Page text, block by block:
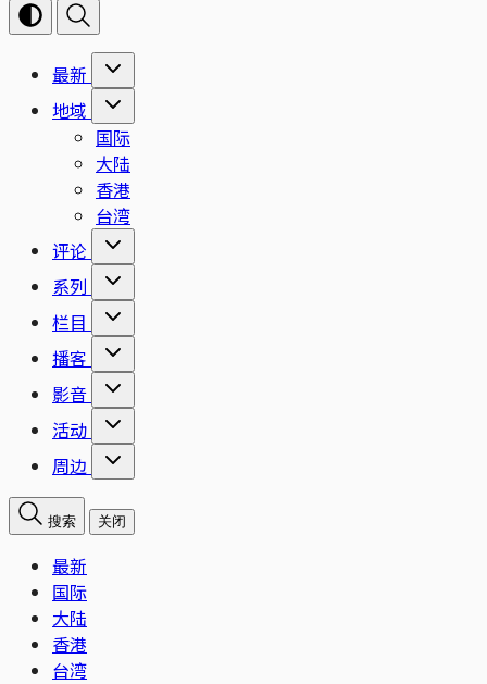
最新
地域
国际
大陆
香港
台湾
评论
系列
栏目
播客
影音
活动
周边
搜索 关闭
最新
国际
大陆
香港
台湾